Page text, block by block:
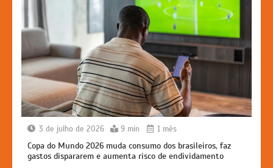
3 de julho de 2026 9 min 1 mês
Copa do Mundo 2026 muda consumo dos brasileiros, faz
gastos dispararem e aumenta risco de endividamento